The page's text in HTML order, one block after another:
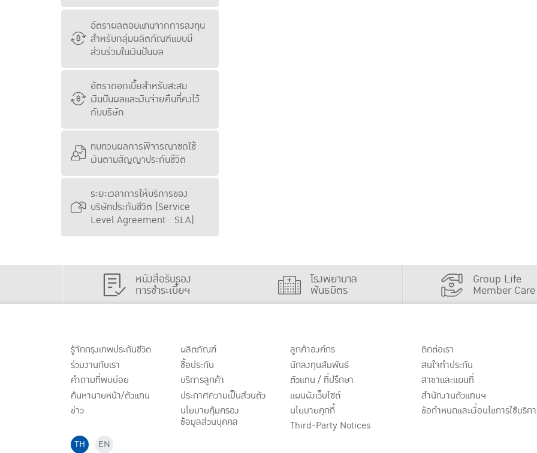
อัตราผลตอบแทนจากการลงทุน
สำหรับกลุ่มผลิตภัณฑ์แบบมี
ส่วนร่วมในเงินปันผล
อัตราดอกเบี้ยสำหรับสะสม
เงินปันผลและเงินจ่ายคืนที่คงไว้
กับบริษัท
ทบทวนผลการพิจารณาชดใช้
เงินตามสัญญาประกันชีวิต
ระยะเวลาการให้บริการของ
บริษัทประกันชีวิต (Service
Level Agreement : SLA)
หนังสือรับรอง
การชำระเบี้ยฯ
โรงพยาบาล
พันธมิตร
Group Life
Member Care
รู้จักกรุงเทพประกันชีวิต
ร่วมงานกับเรา
คำถามที่พบบ่อย
ค้นหานายหน้า/ตัวแทน
ข่าว
ผลิตภัณฑ์
ชื้อประกัน
บริการลูกค้า
ประกาศความเป็นส่วนตัว
นโยบายคุ้มครอง
ข้อมูลส่วนบุคคล
ลูกค้าองค์กร
นักลงทุนสัมพันธ์
ตัวแทน / ที่ปรึกษา
แผนผังเว็บไซต์
นโยบายคุกกี้
Third-Party Notices
ติดต่อเรา
สนใจทำประกัน
สาขาและแผนที่
สำนักงานตัวแทนฯ
ข้อกำหนดและเงื่อนไขการใช้บริก
TH EN